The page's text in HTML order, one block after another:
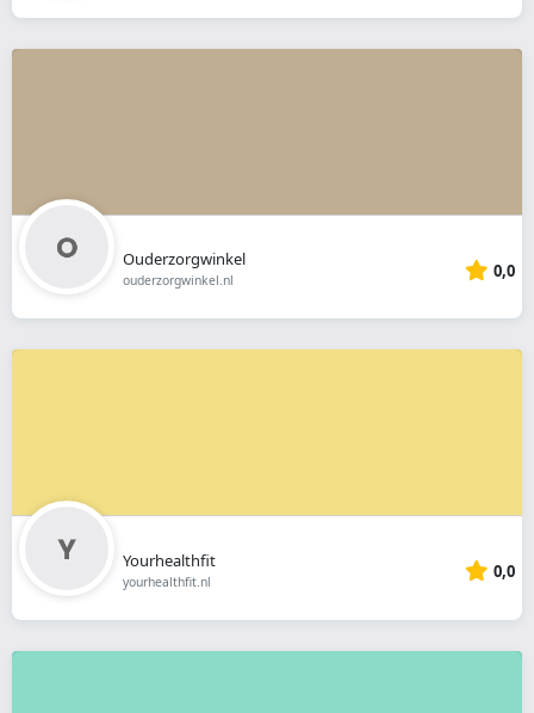
Ouderzorgwinkel
ouderzorgwinkel.nl 0,0
Yourhealthfit
yourhealthfit.nl 0,0